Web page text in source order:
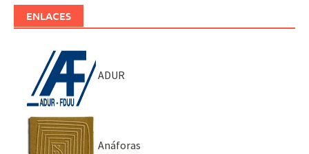
ENLACES
ADUR
Anáforas